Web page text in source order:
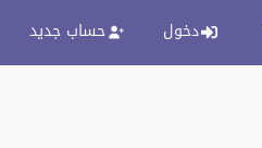
دخول حساب جديد